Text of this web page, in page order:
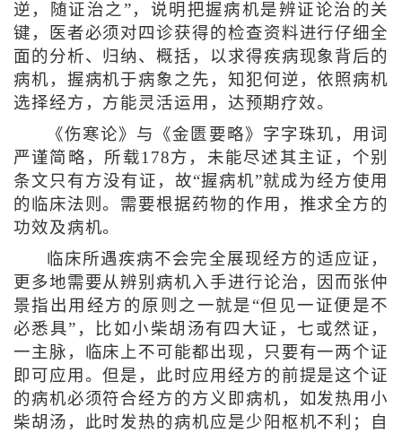
逆，随证治之”，说明把握病机是辨证论治的关
键，医者必须对四诊获得的检查资料进行仔细全
面的分析、归纳、概括，以求得疾病现象背后的
病机，握病机于病象之先，知犯何逆，依照病机
选择经方，方能灵活运用，达预期疗效。
《伤寒论》与《金匮要略》字字珠玑，用词
严谨简略，所载178方，未能尽述其主证，个别
条文只有方没有证，故“握病机”就成为经方使用
的临床法则。需要根据药物的作用，推求全方的
功效及病机。
临床所遇疾病不会完全展现经方的适应证，
更多地需要从辨别病机入手进行论治，因而张仲
景指出用经方的原则之一就是“但见一证便是不
必悉具”，比如小柴胡汤有四大证，七或然证，
一主脉，临床上不可能都出现，只要有一两个证
即可应用。但是，此时应用经方的前提是这个证
的病机必须符合经方的方义即病机，如发热用小
柴胡汤，此时发热的病机应是少阳枢机不利；自